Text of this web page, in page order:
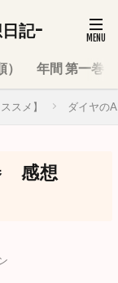
記-
年間 第一巻
メ】 ダイヤの
感想